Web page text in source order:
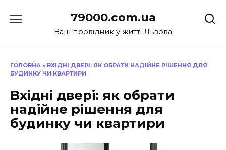
до
79000.com.ua
Ваш провідник у житті Львова
ГОЛОВНА » ВХІДНІ ДВЕРІ: ЯК ОБРАТИ НАДІЙНЕ РІШЕННЯ ДЛЯ
БУДИНКУ ЧИ КВАРТИРИ
Вхідні двері: як обрати
надійне рішення для
будинку чи квартири